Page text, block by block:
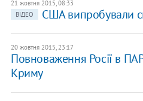
21 жовтня 2015, 08:33
ВІДЕО
США випробували
20 жовтня 2015, 23:17
Повноваження Росії в
Криму